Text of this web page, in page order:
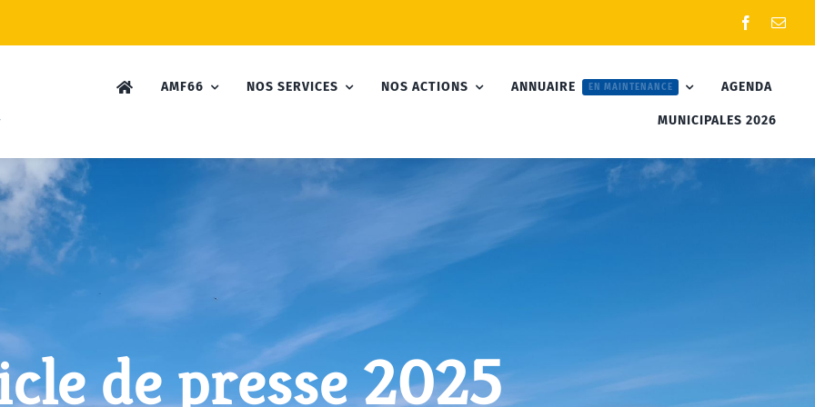
AMF66 NOS SERVICES NOS ACTIONS ANNUAIRE EN MAINTENANCE AGENDA
MUNICIPALES 2026
de presse 2025